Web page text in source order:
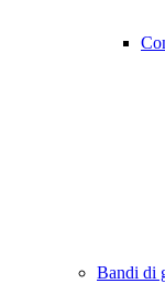
Bandi di